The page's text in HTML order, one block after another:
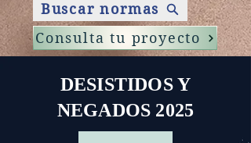
Consulta tu proyecto
Buscar normas
DESISTIDOS Y
NEGADOS 2025